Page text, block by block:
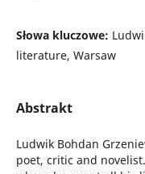
Słowa kluczowe:
literature, Warsaw
Abstrakt
Ludwik Bohdan
poet, critic and